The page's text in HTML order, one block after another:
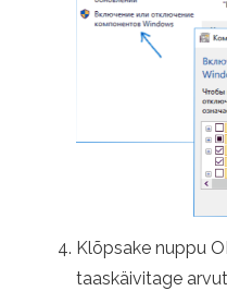
Klõpsake nuppu
taaskäivitage